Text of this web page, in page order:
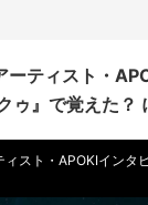
ーティスト・
』で覚えた？
ィスト・APOKIイン